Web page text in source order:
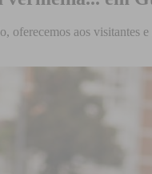
oferecemos aos visitantes